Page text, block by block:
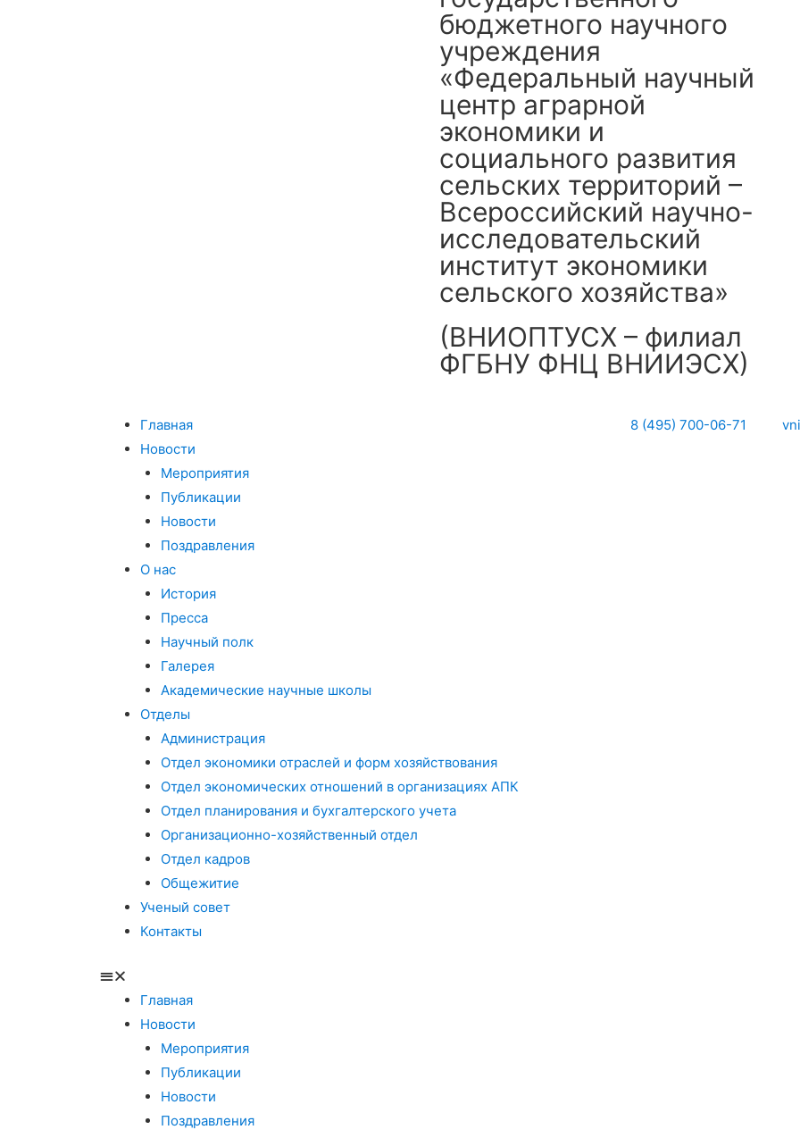
бюджетного научного
учреждения
«Федеральный научный
центр аграрной
экономики и
социального развития
сельских территорий –
Всероссийский научно-
исследовательский
институт экономики
сельского хозяйства»
(ВНИОПТУСХ – филиал
ФГБНУ ФНЦ ВНИИЭСХ)
Главная
Новости
Мероприятия
Публикации
Новости
Поздравления
О нас
История
Пресса
Научный полк
Галерея
Академические научные школы
Отделы
Администрация
Отдел экономики отраслей и форм хозяйствования
Отдел экономических отношений в организациях АПК
Отдел планирования и бухгалтерского учета
Организационно-хозяйственный отдел
Отдел кадров
Общежитие
Ученый совет
Контакты
Главная
Новости
Мероприятия
Публикации
Новости
Поздравления
8 (495) 700-06-71